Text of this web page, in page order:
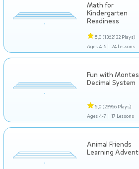
Math for
Kindergarten
Readiness
5,0 (1362132 Plays)
Ages 4-5 | 24 Lessons
Fun with
Decimal System
5,0 (23966 Plays)
Ages 4-7 | 17 Lessons
Animal Friends
Learning